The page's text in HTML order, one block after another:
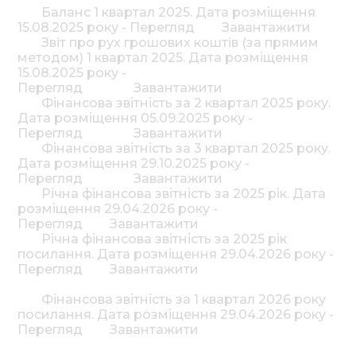
Баланс 1 квартал 2025. Дата розміщення
15.08.2025 року - Перегляд
Завантажити
Звiт про рух грошових коштiв (за прямим
методом) 1 квартал 2025. Дата розміщення
15.08.2025 року -
Перегляд
Завантажити
Фінансова звітність за 2 квартал 2025 року.
Дата розміщення 05.09.2025 року -
Перегляд
Завантажити
Фінансова звітність за 3 квартал 2025 року.
Дата розміщення 29.10.2025 року -
Перегляд
Завантажити
Річна фінансова звітність за 2025 рік. Дата
розміщення 29.04.2026 року -
Перегляд
Завантажити
Річна фінансова звітність за 2025 рік
посилання. Дата розміщення 29.04.2026 року -
Перегляд
Завантажити
Фінансова звітність за 1 квартал 2026 року
посилання. Дата розміщення 29.04.2026 року -
Перегляд
Завантажити